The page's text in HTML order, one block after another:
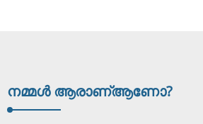
നമ്മൾ ആരാണ്ആണോ?